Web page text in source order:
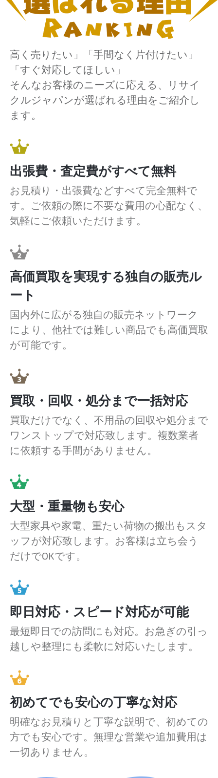
高く売りたい」「手間なく片付けたい」
「すぐ対応してほしい」
そんなお客様のニーズに応える、リサイ
クルジャパンが選ばれる理由をご紹介し
ます。
出張費・査定費がすべて無料
お見積り・出張費などすべて完全無料で
す。ご依頼の際に不要な費用の心配なく、
気軽にご依頼いただけます。
高価買取を実現する独自の販売ル
ート
国内外に広がる独自の販売ネットワーク
により、他社では難しい商品でも高価買取
が可能です。
買取・回収・処分まで一括対応
買取だけでなく、不用品の回収や処分まで
ワンストップで対応致します。複数業者
に依頼する手間がありません。
大型・重量物も安心
大型家具や家電、重たい荷物の搬出もスタ
ッフが対応致します。お客様は立ち会う
だけでOKです。
即日対応・スピード対応が可能
最短即日での訪問にも対応。お急ぎの引っ
越しや整理にも柔軟に対応いたします。
初めてでも安心の丁寧な対応
明確なお見積りと丁寧な説明で、初めての
方でも安心です。無理な営業や追加費用は
一切ありません。